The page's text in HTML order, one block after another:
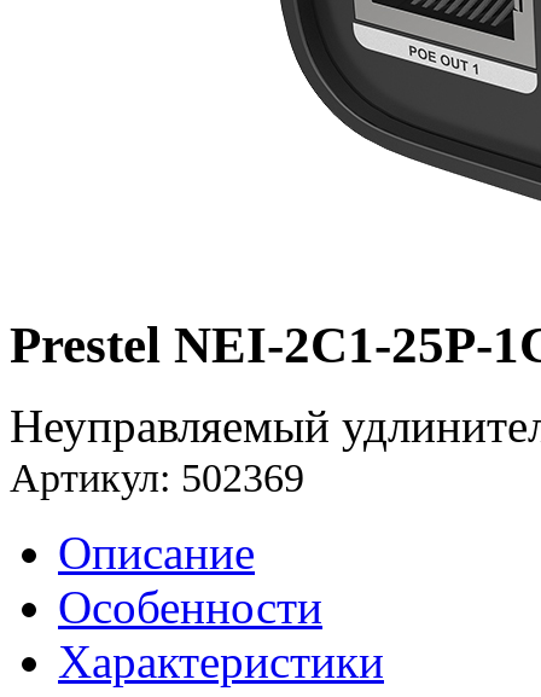
Prestel NEI-2C1-25P-
Неуправляемый
Артикул: 502369
Описание
Особенности
Характеристики